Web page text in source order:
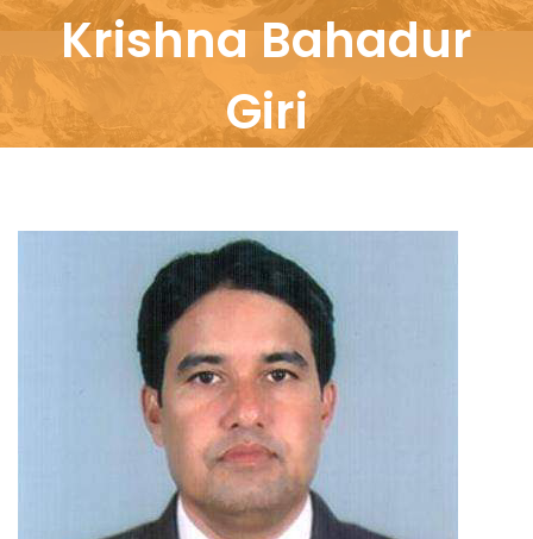
Krishna Bahadur
Giri